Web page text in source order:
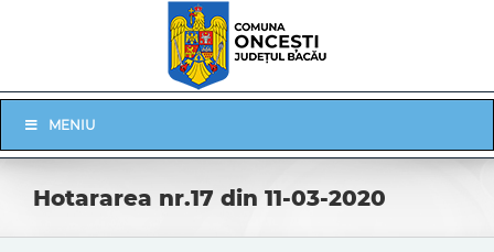
Navigation
MENIU
Hotararea nr.17 din 11-03-2020